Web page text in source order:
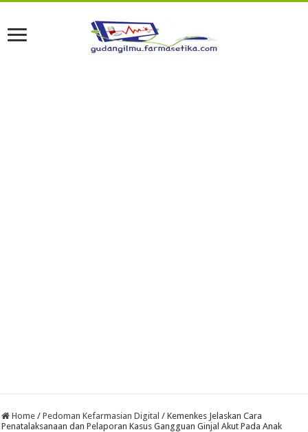
Home / Pedoman Kefarmasian Digital / Kemenkes Jelaskan Cara
Penatalaksanaan dan Pelaporan Kasus Gangguan Ginjal Akut Pada Anak